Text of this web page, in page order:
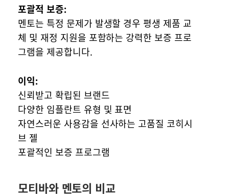
포괄적 보증:
멘토는 특정 문제가 발생할 경우 평생 제품 교
체 및 재정 지원을 포함하는 강력한 보증 프로
그램을 제공합니다.
이익:
신뢰받고 확립된 브랜드
다양한 임플란트 유형 및 표면
자연스러운 사용감을 선사하는 고품질 코히시
브 젤
포괄적인 보증 프로그램
모티바와 멘토의 비교